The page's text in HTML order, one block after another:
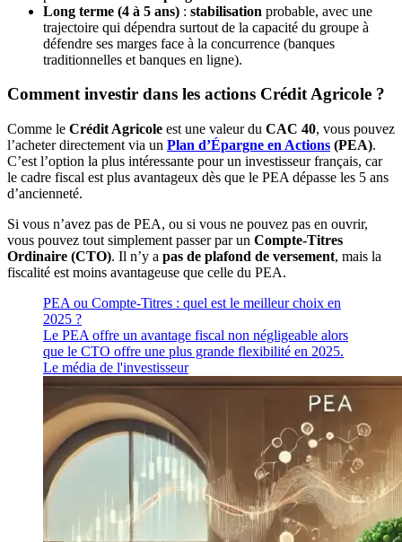
Long terme (4 à 5 ans) : stabilisation probable, avec une
trajectoire qui dépendra surtout de la capacité du groupe à
défendre ses marges face à la concurrence (banques
traditionnelles et banques en ligne).
Comment investir dans les actions Crédit Agricole ?
Comme le Crédit Agricole est une valeur du CAC 40, vous pouvez
l’acheter directement via un Plan d’Épargne en Actions (PEA).
C’est l’option la plus intéressante pour un investisseur français, car
le cadre fiscal est plus avantageux dès que le PEA dépasse les 5 ans
d’ancienneté.
Si vous n’avez pas de PEA, ou si vous ne pouvez pas en ouvrir,
vous pouvez tout simplement passer par un Compte-Titres
Ordinaire (CTO). Il n’y a pas de plafond de versement, mais la
fiscalité est moins avantageuse que celle du PEA.
PEA ou Compte-Titres : quel est le meilleur choix en
2025 ?
Le PEA offre un avantage fiscal non négligeable alors
que le CTO offre une plus grande flexibilité en 2025.
Le média de l'investisseur